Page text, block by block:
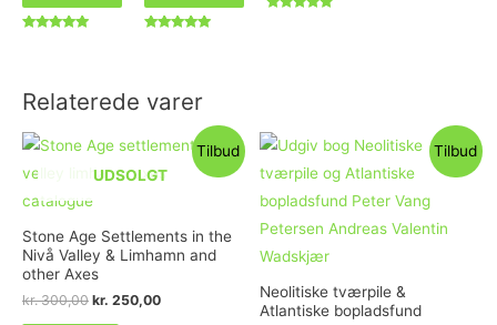
Relaterede varer
Tilbud
UDSOLGT
Stone Age Settlements in the
Nivå Valley & Limhamn and
other Axes
kr.300,00 kr. 250,00
Tilbud
Neolitiske tværpile &
Atlantiske bopladsfund